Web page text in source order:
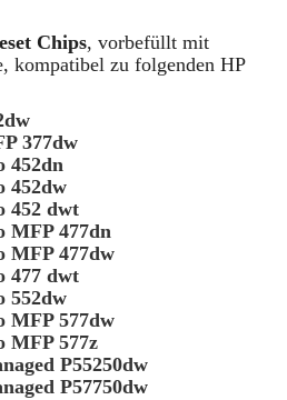
Chips, vorbefüllt mit
kompatibel zu folgenden HP
377dw
452dn
452dw
452 dwt
MFP 477dn
MFP 477dw
477 dwt
552dw
MFP 577dw
MFP 577z
P55250dw
P57750dw